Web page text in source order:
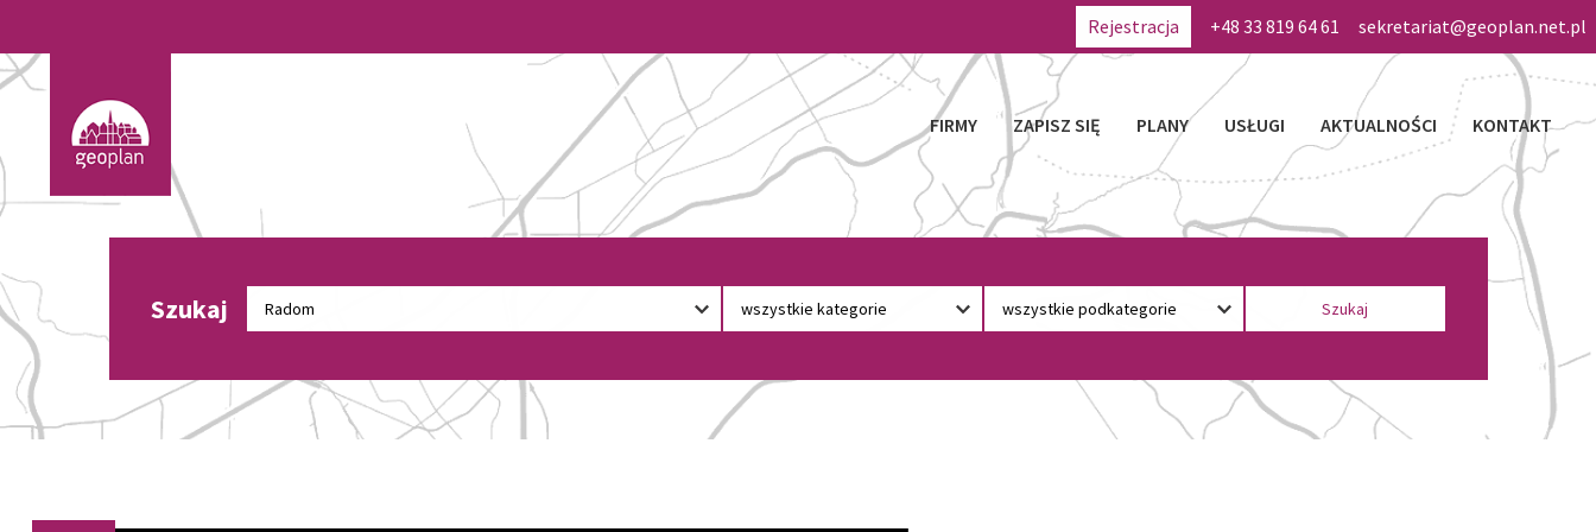
Rejestracja +48 33 819 64 61 sekretariat@geoplan.net.pl
FIRMY ZAPISZ SIĘ PLANY USŁUGI AKTUALNOŚCI KONTAKT
Szukaj